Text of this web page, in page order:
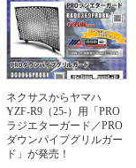
ネクサスからヤマハ
YZF-R9（25-）用「PRO
ラジエターガード／PRO
ダウンパイプグリルガー
ド」が発売！